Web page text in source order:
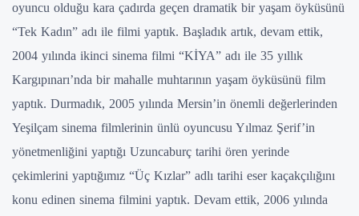
oyuncu olduğu kara çadırda geçen dramatik bir yaşam öyküsünü
“Tek Kadın” adı ile filmi yaptık. Başladık artık, devam ettik,
2004 yılında ikinci sinema filmi “KİYA” adı ile 35 yıllık
Kargıpınarı’nda bir mahalle muhtarının yaşam öyküsünü film
yaptık. Durmadık, 2005 yılında Mersin’in önemli değerlerinden
Yeşilçam sinema filmlerinin ünlü oyuncusu Yılmaz Şerif’in
yönetmenliğini yaptığı Uzuncaburç tarihi ören yerinde
çekimlerini yaptığımız “Üç Kızlar” adlı tarihi eser kaçakçılığını
konu edinen sinema filmini yaptık. Devam ettik, 2006 yılında